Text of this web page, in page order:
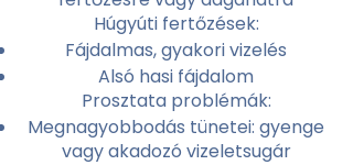
Húgyúti fertőzések:
Fájdalmas, gyakori vizelés
Alsó hasi fájdalom
Prosztata problémák:
Megnagyobbodás tünetei: gyenge
vagy akadozó vizeletsugár